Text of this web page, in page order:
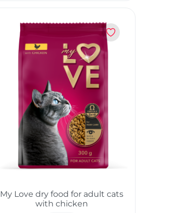
My Love dry food for adult cats
with chicken